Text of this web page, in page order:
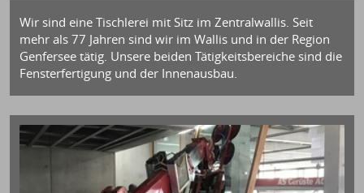
Wir sind eine Tischlerei mit Sitz im Zentralwallis. Seit
mehr als 77 Jahren sind wir im Wallis und in der Region
Genfersee tätig. Unsere beiden Tätigkeitsbereiche sind die
Fensterfertigung und der Innenausbau.